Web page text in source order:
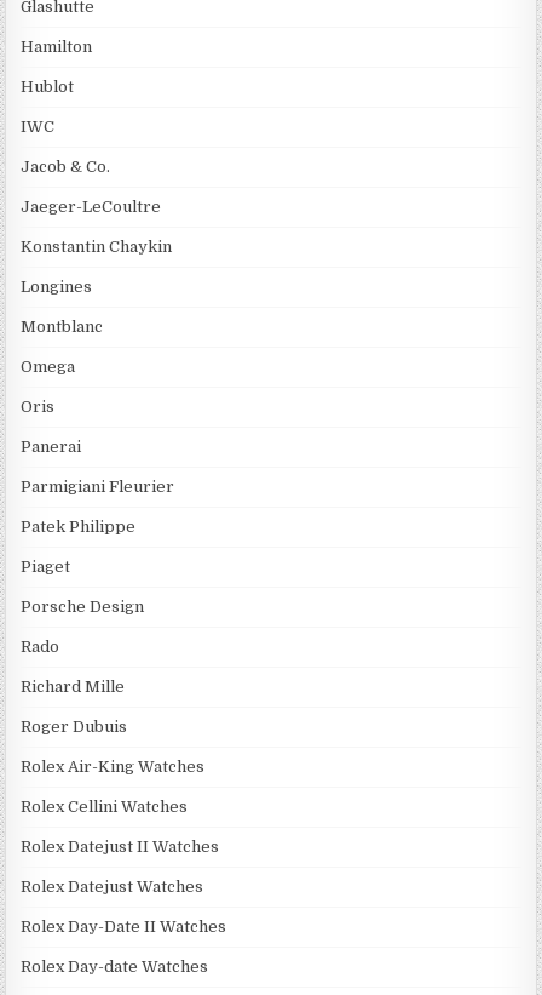
Glashutte
Hamilton
Hublot
IWC
Jacob & Co.
Jaeger-LeCoultre
Konstantin Chaykin
Longines
Montblanc
Omega
Oris
Panerai
Parmigiani Fleurier
Patek Philippe
Piaget
Porsche Design
Rado
Richard Mille
Roger Dubuis
Rolex Air-King Watches
Rolex Cellini Watches
Rolex Datejust II Watches
Rolex Datejust Watches
Rolex Day-Date II Watches
Rolex Day-date Watches